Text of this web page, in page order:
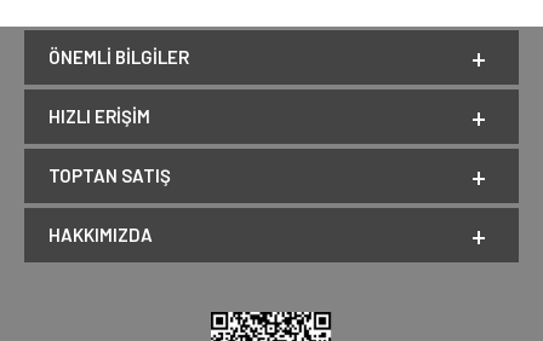
ÖNEMLI BILGILER
HIZLI ERIŞIM
TOPTAN SATIŞ
HAKKIMIZDA